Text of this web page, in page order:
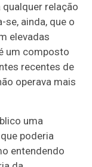
relação
se, ainda, que o
elevadas
um composto
recentes de
operava mais
uma
poderia
entendendo